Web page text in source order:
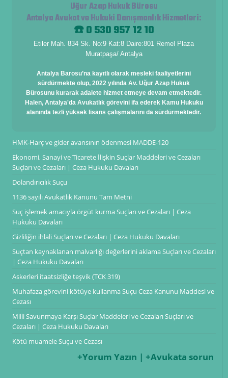
Uğur Azap Hukuk Bürosu
Antalya Avukat ve Hukuki Danışmanlık Hizmetleri:
☎️ 0 530 957 12 10
Etiler Mah. 834 Sk. No:9 Kat:8 Daire:801 Remel Plaza
Muratpaşa/ Antalya
Antalya Barosu’na kayıtlı olarak mesleki faaliyetlerini
sürdürmekte olup, 2022 yılında Av. Uğur Azap Hukuk
Bürosunu kurarak adalete hizmet etmeye devam etmektedir.
Halen, Antalya'da Avukatlık görevini ifa ederek Kamu Hukuku
alanında tezli yüksek lisans çalışmalarını da sürdürmektedir.
HMK-Harç ve gider avansının ödenmesi MADDE-120
Ekonomi, Sanayi ve Ticarete İlişkin Suçlar Maddeleri ve Cezaları
Suçları ve Cezaları | Ceza Hukuku Davaları
Dolandırıcılık Suçu
1136 sayılı Avukatlık Kanunu Tam Metni
Suç işlemek amacıyla örgüt kurma Suçları ve Cezaları | Ceza
Hukuku Davaları
Gizliliğin ihlali Suçları ve Cezaları | Ceza Hukuku Davaları
Suçtan kaynaklanan malvarlığı değerlerini aklama Suçları ve Cezaları
| Ceza Hukuku Davaları
Askerleri itaatsizliğe teşvik (TCK 319)
Muhafaza görevini kötüye kullanma Suçu Ceza Kanunu Maddesi ve
Cezası
Milli Savunmaya Karşı Suçlar Maddeleri ve Cezaları Suçları ve
Cezaları | Ceza Hukuku Davaları
Kötü muamele Suçu ve Cezası
+Yorum Yazın | +Avukata sorun